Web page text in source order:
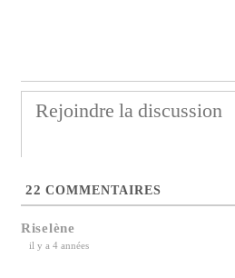
22 COMMENTAIRES
Riselène
il y a 4 années